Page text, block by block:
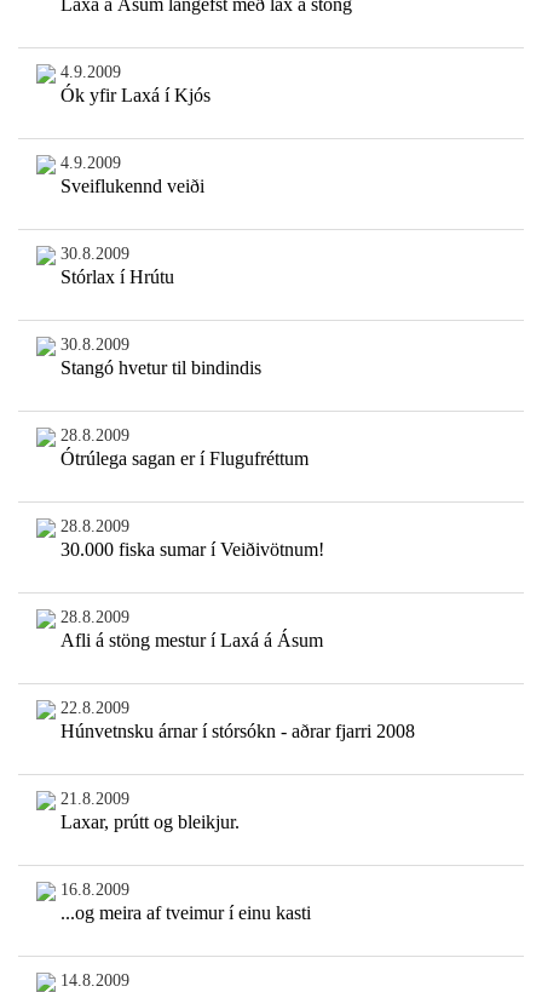
Laxá á Ásum langefst með lax á stöng
4.9.2009
Ók yfir Laxá í Kjós
4.9.2009
Sveiflukennd veiði
30.8.2009
Stórlax í Hrútu
30.8.2009
Stangó hvetur til bindindis
28.8.2009
Ótrúlega sagan er í Flugufréttum
28.8.2009
30.000 fiska sumar í Veiðivötnum!
28.8.2009
Afli á stöng mestur í Laxá á Ásum
22.8.2009
Húnvetnsku árnar í stórsókn - aðrar fjarri 2008
21.8.2009
Laxar, prútt og bleikjur.
16.8.2009
...og meira af tveimur í einu kasti
14.8.2009